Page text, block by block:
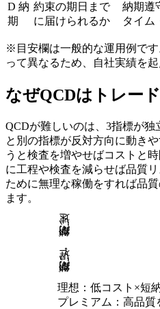
D 納
期
約束の期日まで
に届けられるか
納期遵
タイム
※目安欄は一般的な運用例で
って異なるため、自社実績を起
なぜQCDはトレー
QCDが難しいのは、3指標が
と別の指標が反対方向に動き
うと検査を増やせばコストと
に工程や検査を減らせば品質
ために無理な稼働をすれば品
ます。
納期が遅い
→
納期が速い
理想：低コスト×短
プレミアム：高品質